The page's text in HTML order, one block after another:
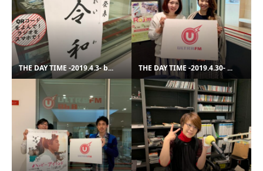
THE DAY TIME -2019.4.3- b... THE DAY TIME -2019.4.30- ...